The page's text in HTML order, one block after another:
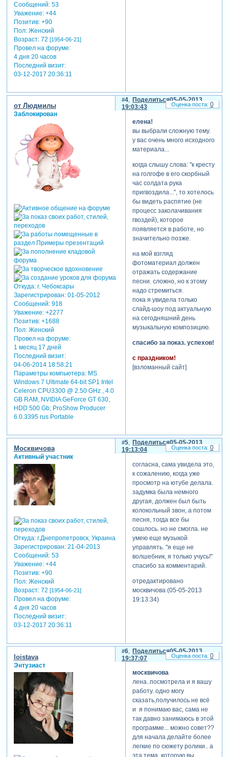
Сообщений:53
Уважение: +44
Позитив: +90
Пол:Женский
Возраст:72 [1954-06-21]
Провел на форуме:
4 дня 20 часов
Последний визит:
03-12-2017 20:36:11
Поделиться
4
05-05-2013
19:03:43
от Людмилы
Заблокирован
Откуда:г. Чебоксары
Зарегистрирован: 01-05-2012
Сообщений:918
Уважение: +2277
Позитив: +1688
Пол:Женский
Провел на форуме:
1 месяц 17 дней
Последний визит:
04-06-2014 18:58:21
Параметры компьютера:MS
Windows 7 Ultimate 64-bit SP1 Intel
Celeron CPU3300 @ 2.50 GHz , 4.0
GB RAM, NVIDIA GeForce GT 630,
HDD 500 Gb; ProShow Producer
6.0.3395 rus Portable
елена!
вы выбрали сложную тему.
у вас очень много исходного
материала...
когда слышу слова: "к кресту
на голгофе в его скорбный
час солдата рука
пригвоздила...", то хотелось
бы видеть распятие (не
процесс заколачивания
гвоздей), которое
появляется в работе, но
значительно позже.
на мой взгляд
фотоматериал должен
отражать содержание
песни. сложно, но к этому
надо стремиться.
пока я увидела только
слайд-шоу под актуальную
на сегодняшний день
музыкальную композицию.
спасибо за показ. успехов!
с праздником!
[взломанный сайт]
0
Поделиться
5
05-05-2013
19:13:04
Москвичова
Активный участник
Откуда:г.Днепропетровск, Украина
Зарегистрирован: 21-04-2013
Сообщений:53
Уважение: +44
Позитив: +90
Пол:Женский
Возраст:72 [1954-06-21]
Провел на форуме:
4 дня 20 часов
Последний визит:
03-12-2017 20:36:11
согласна, сама увидела это,
к сожалению, когда уже
просмотр на ютубе делала.
задумка была немного
другая, должен был быть
колокольный звон, а потом
песня, тогда все бы
сошлось. но не смогла. не
умею еще музыкой
управлять. "я еще не
волшебник, я только учусь!"
спасибо за комментарий.
отредактировано
москвичова (05-05-2013
19:13:34)
0
Поделиться
6
05-05-2013
19:37:07
loistava
Энтузиаст
москвичова
лена..посмотрела и я вашу
работу. одно могу
сказать,получилось не всё
и я понимаю вас, сама не
так давно занимаюсь в этой
программе... можно совет??
для начала делайте более
легкие по сюжету ролики.. а
эта тема, которую вы
0